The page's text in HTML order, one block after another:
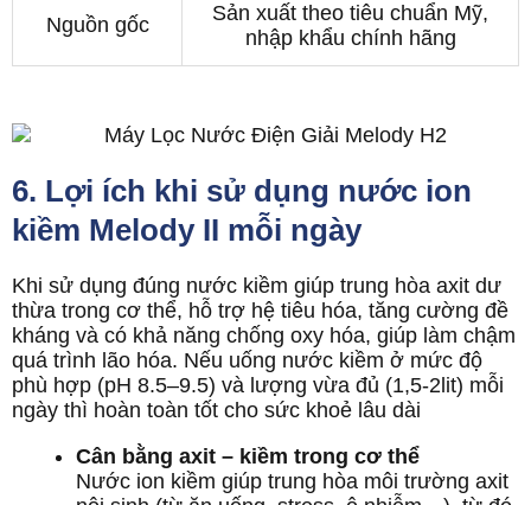
Nguồn gốc
Sản xuất theo tiêu chuẩn Mỹ,
nhập khẩu chính hãng
6. Lợi ích khi sử dụng nước ion
kiềm Melody II mỗi ngày
Khi sử dụng đúng nước kiềm giúp trung hòa axit dư
thừa trong cơ thể, hỗ trợ hệ tiêu hóa, tăng cường đề
kháng và có khả năng chống oxy hóa, giúp làm chậm
quá trình lão hóa. Nếu uống nước kiềm ở mức độ
phù hợp (pH 8.5–9.5) và lượng vừa đủ (1,5-2lit) mỗi
ngày thì hoàn toàn tốt cho sức khoẻ lâu dài
Cân bằng axit – kiềm trong cơ thể
Nước ion kiềm giúp trung hòa môi trường axit